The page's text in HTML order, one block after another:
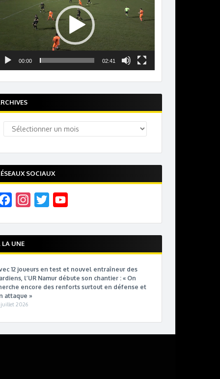
00:00 02:41
SOCIAUX
e
o
o
k
g
r
e
r
b
e
a
LA UNE
12 joueurs en test et nouvel entraîneur des
l’UR Namur débute son chantier : « On
encore des renforts surtout en défense et
attaque »
juillet 2026